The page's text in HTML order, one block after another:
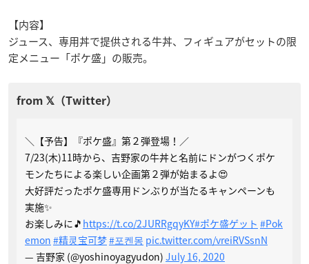
【内容】
ジュース、専用丼で提供される牛丼、フィギュアがセットの限
定メニュー「ポケ盛」の販売。
＼【予告】『ポケ盛』第２弾登場！／
7/23(木)11時から、吉野家の牛丼と名前にドンがつくポケ
モンたちによる楽しい企画第２弾が始まるよ😍
大好評だったポケ盛専用ドンぶりが当たるキャンペーンも
実施✨
お楽しみに🎵 https://t.co/2JURRgqyKY#ポケ盛ゲット #Pok
emon #精灵宝可梦#포켄몽 pic.twitter.com/vreiRVSsnN
— 吉野家 (@yoshinoyagyudon) July 16, 2020